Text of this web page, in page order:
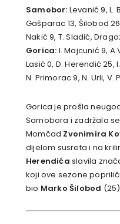
Samobor: Levanić 9, L.
Gašparac 13, Šilobod
Nakić 9, T. Sladić,
Gorica: I. Majcunić 9,
Lasić 0, D. Herendić 25,
N. Primorac 9, N. Urli, V.
Gorica je prošla
Samobora i zadržala
Momčad Zvonimira
dijelom susreta i na
Herendića slavila
koji ove sezone
bio Marko Šilobod